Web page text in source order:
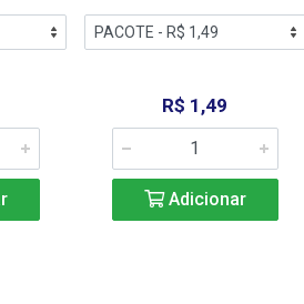
R$ 1,49
Adicionar